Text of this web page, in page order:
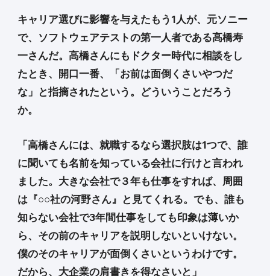
キャリア選びに影響を与えたもう1人が、元ソニー
で、ソフトウェアテストの第一人者である高橋寿
一さんだ。高橋さんにもドクター時代に相談をし
たとき、開口一番、「お前は面倒くさいやつだ
な」と指摘されたという。どういうことだろう
か。
「高橋さんには、就職するなら選択肢は1つで、誰
に聞いても名前を知っている会社に行けと言われ
ました。大きな会社で３年も仕事をすれば、周囲
は『○○社の河野さん』と見てくれる。でも、誰も
知らない会社で3年間仕事をしても印象は薄いか
ら、その前のキャリアを説明しないといけない。
僕のそのキャリアが面倒くさいというわけです。
だから、大企業の肩書きを得なさいと」